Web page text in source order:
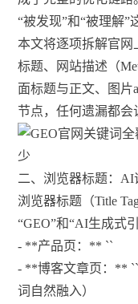
“被发现”和“被理解”
本文将逐项拆解官网
标题、网站描述（
面标题与正文、图
节点，任何遗漏都会
二、浏览器标题：AI
浏览器标题（Title
“GEO”和“AI生成式
- **产品页：** ``
- **博客文章页：** `
词自然融入）